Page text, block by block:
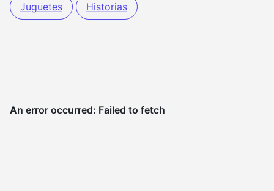
Juguetes Historias